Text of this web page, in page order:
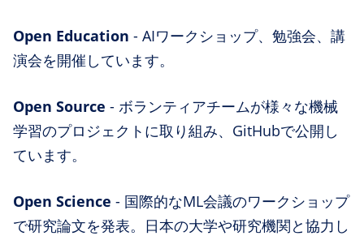
Open Education - AIワークショップ、勉強会、講
演会を開催しています。
Open Source - ボランティアチームが様々な機械
学習のプロジェクトに取り組み、GitHubで公開し
ています。
Open Science - 国際的なML会議のワークショップ
で研究論文を発表。日本の大学や研究機関と協力し